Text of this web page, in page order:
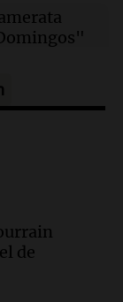
3
XIV con el
II: "Te
de